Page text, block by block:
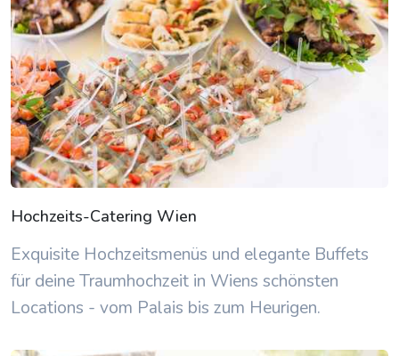
Hochzeits-Catering Wien
Exquisite Hochzeitsmenüs und elegante Buffets
für deine Traumhochzeit in Wiens schönsten
Locations - vom Palais bis zum Heurigen.